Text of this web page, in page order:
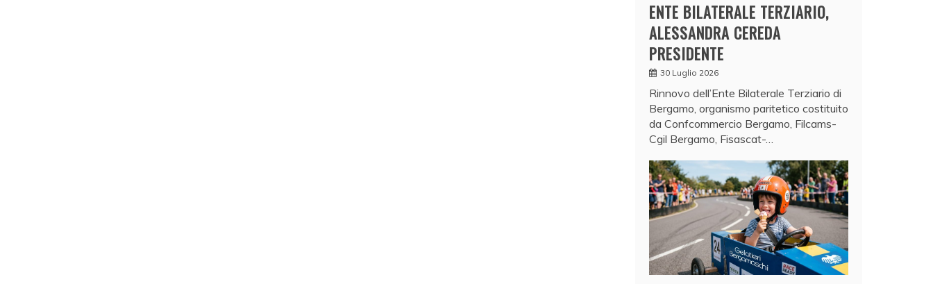
ENTE BILATERALE TERZIARIO,
ALESSANDRA CEREDA
PRESIDENTE
30 Luglio 2026
Rinnovo dell’Ente Bilaterale Terziario di
Bergamo, organismo paritetico costituito
da Confcommercio Bergamo, Filcams-
Cgil Bergamo, Fisascat-…